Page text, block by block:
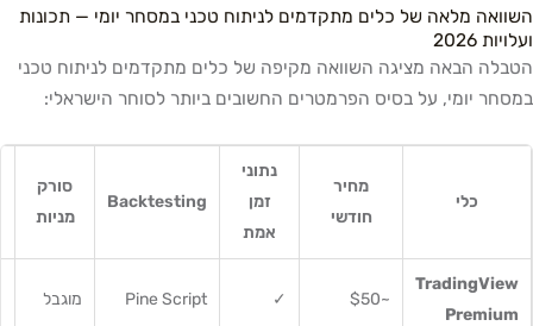
השוואה מלאה של כלים מתקדמים לניתוח טכני במסחר יומי — תכונות
ועלויות 2026
הטבלה הבאה מציגה השוואה מקיפה של כלים מתקדמים לניתוח טכני
במסחר יומי, על בסיס הפרמטרים החשובים ביותר לסוחר הישראלי:
כלי
מחיר
חודשי
נתוני
זמן
אמת
Backtesting
סורק
מניות
TradingView
Premium
~$50
✓
Pine Script מוגבל